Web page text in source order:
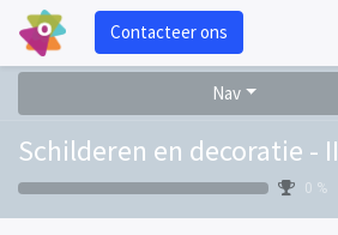
Contacteer ons
Nav
Schilderen en decoratie -
0 %